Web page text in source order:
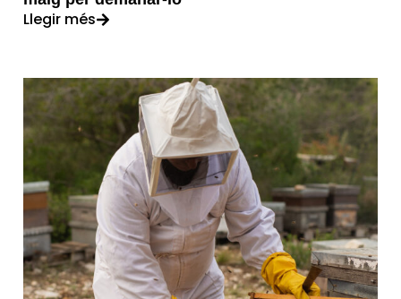
Llegir més